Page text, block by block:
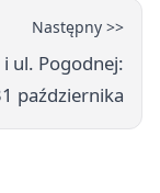
Następny >>
ul. Pogodnej:
października